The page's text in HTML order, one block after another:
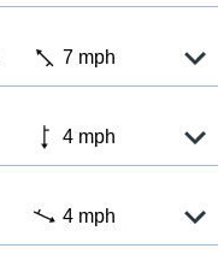
7 mph
4 mph
4 mph